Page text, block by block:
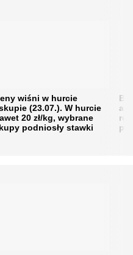
wiśni w hurcie
(23.07.). W hurcie
20 zł/kg, wybrane
podniosły stawki